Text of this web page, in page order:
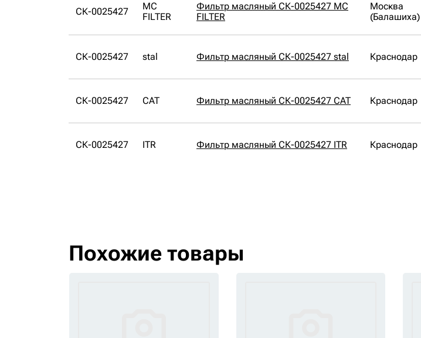
СК-0025427
MC
FILTER
Фильтр масляный СК-0025427 MC
FILTER
Москва
(Балашиха)
СК-0025427 stal Фильтр масляный СК-0025427 stal Краснодар
СК-0025427 CAT Фильтр масляный СК-0025427 CAT Краснодар
СК-0025427 ITR Фильтр масляный СК-0025427 ITR Краснодар
Похожие товары